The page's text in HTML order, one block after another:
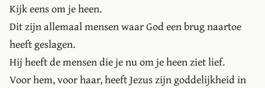
Kijk eens om je heen.
Dit zijn allemaal mensen waar God een brug naartoe
heeft geslagen.
Hij heeft de mensen die je nu om je heen ziet lief.
Voor hem, voor haar, heeft Jezus zijn goddelijkheid in